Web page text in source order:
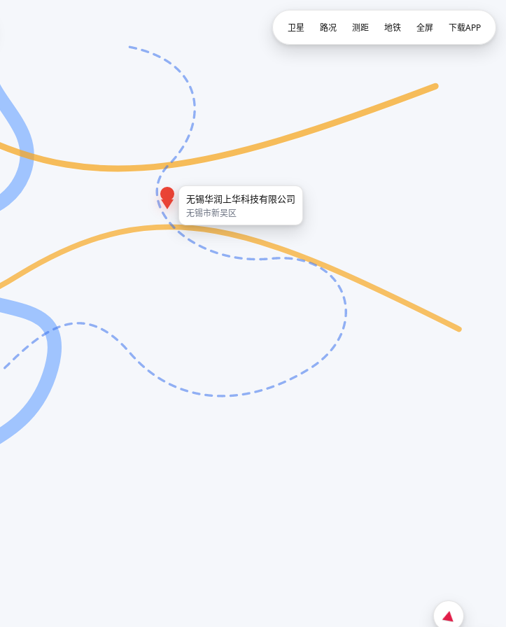
无锡华润上华科技有限公司
无锡市新吴区
卫星 路况 测距 地铁 全屏 下载APP